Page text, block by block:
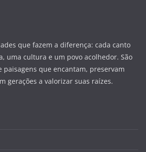
que fazem a diferença: cada canto
uma cultura e um povo acolhedor. São
paisagens que encantam, preservam
gerações a valorizar suas raízes.